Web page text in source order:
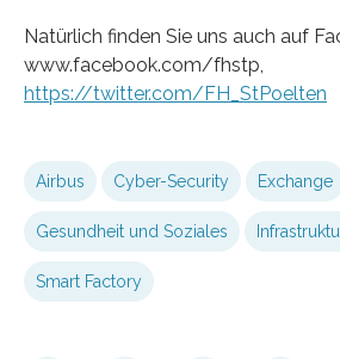
Natürlich finden Sie uns auch auf
www.facebook.com/fhstp,
https://twitter.com/FH_StPoelten
Airbus Cyber-Security Exchange
Gesundheit und Soziales
Smart Factory